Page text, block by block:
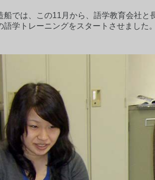
船では、この11月から、語学教育会社
語学トレーニングをスタートさせました。